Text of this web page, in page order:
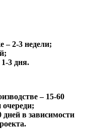
– 2-3 недели;
3 дня.
– 15-60
очереди;
дней в зависимости